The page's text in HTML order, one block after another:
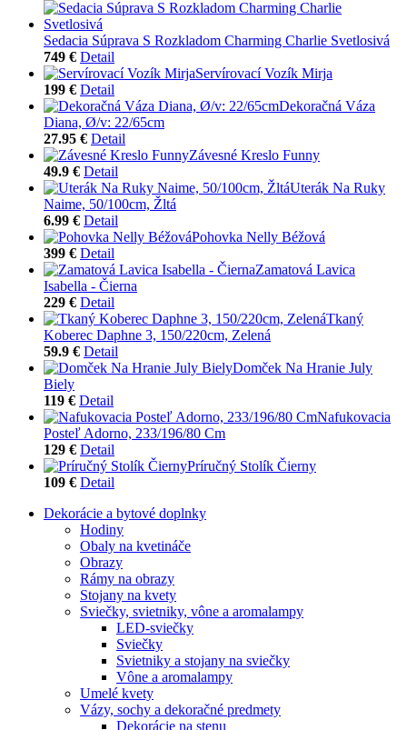
Sedacia Súprava S Rozkladom Charming Charlie Svetlosivá
749 € Detail
Servírovací Vozík Mirja
199 € Detail
Dekoračná Váza
Diana, Ø/v: 22/65cm
27.95 € Detail
Závesné Kreslo Funny
49.9 € Detail
Uterák Na Ruky
Naime, 50/100cm, Žltá
6.99 € Detail
Pohovka Nelly Béžová
399 € Detail
Zamatová Lavica
Isabella - Čierna
229 € Detail
Tkaný
Koberec Daphne 3, 150/220cm, Zelená
59.9 € Detail
Domček Na Hranie July
Biely
119 € Detail
Nafukovacia
Posteľ Adorno, 233/196/80 Cm
129 € Detail
Príručný Stolík Čierny
109 € Detail
Dekorácie a bytové doplnky
Hodiny
Obaly na kvetináče
Obrazy
Rámy na obrazy
Stojany na kvety
Sviečky, svietniky, vône a aromalampy
LED-sviečky
Sviečky
Svietniky a stojany na sviečky
Vône a aromalampy
Umelé kvety
Vázy, sochy a dekoračné predmety
Dekorácie na stenu